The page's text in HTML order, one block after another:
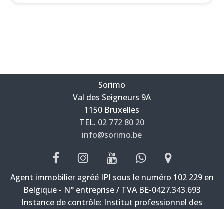
Sorimo
—
Val des Seigneurs 9A
—
1150 Bruxelles
TEL. 02 772 80 20
—
info@sorimo.be
Agent immobilier agréé IPI sous le numéro 102 229 en
Belgique - N° entreprise / TVA BE-0427.343.693
Instance de contrôle: Institut professionnel des